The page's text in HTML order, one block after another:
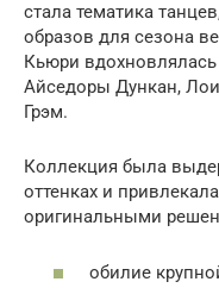
стала тематика
образов для сезона
Кьюри
Айседоры Дункан,
Грэм.
Коллекция была
оттенках и
оригинальными
обилие